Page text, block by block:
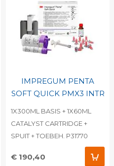
IMPREGUM PENTA
SOFT QUICK PMX3 INTR
1X300ML BASIS + 1X60ML
CATALYST CARTRIDGE +
SPUIT + TOEBEH. P31770
€ 190,40